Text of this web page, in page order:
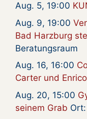
Aug. 5, 19:00
Aug. 9, 19:00
Bad Harzburg
Beratungsraum
Aug. 16, 16:00
Carter und
Aug. 20, 15:00
seinem Grab Ort: